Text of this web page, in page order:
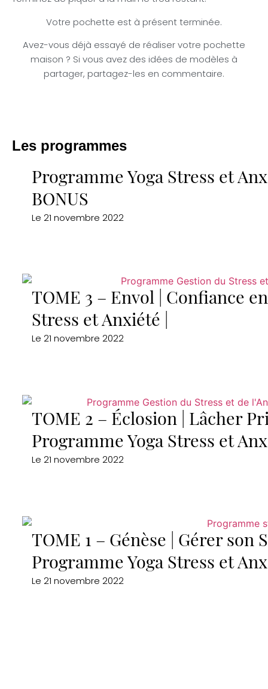
Votre pochette est à présent terminée.
Avez-vous déjà essayé de réaliser votre pochette
maison ? Si vous avez des idées de modèles à
partager, partagez-les en commentaire.
Les programmes
Programme Yoga Stress et
BONUS
Le 21 novembre 2022
TOME 3 – Envol | Confiance
Stress et Anxiété |
Le 21 novembre 2022
TOME 2 – Éclosion | Lâcher
Programme Yoga Stress et
Le 21 novembre 2022
TOME 1 – Génèse | Gérer son
Programme Yoga Stress et
Le 21 novembre 2022